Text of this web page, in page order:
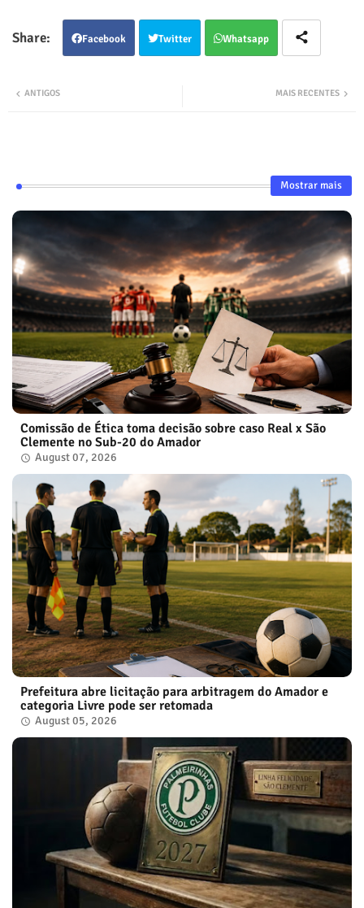
Facebook Twitter Whatsapp
MAIS RECENTES
ANTIGOS
Mostrar mais
Comissão de Ética toma decisão sobre caso Real x São
Clemente no Sub-20 do Amador
August 07, 2026
Prefeitura abre licitação para arbitragem do Amador e
categoria Livre pode ser retomada
August 05, 2026